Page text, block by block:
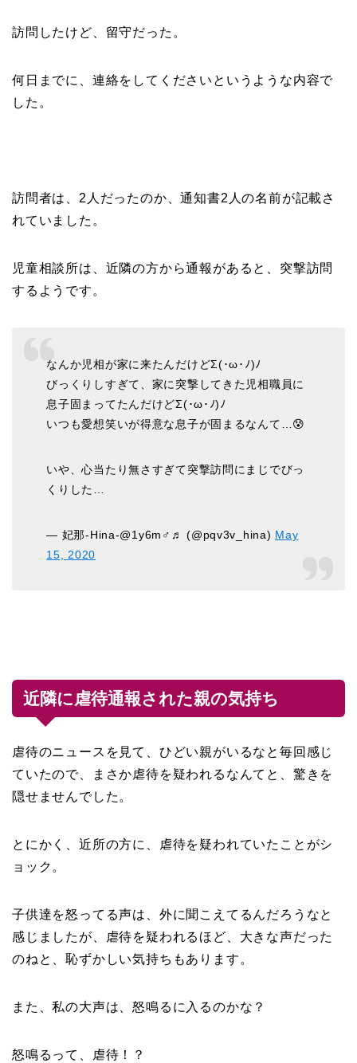
訪問したけど、留守だった。
何日までに、連絡をしてくださいというような内容で
した。
訪問者は、2人だったのか、通知書2人の名前が記載さ
れていました。
児童相談所は、近隣の方から通報があると、突撃訪問
するようです。
なんか児相が家に来たんだけどΣ(･ω･ﾉ)ﾉ
びっくりしすぎて、家に突撃してきた児相職員に
息子固まってたんだけどΣ(･ω･ﾉ)ﾉ
いつも愛想笑いが得意な息子が固まるなんて…😰
いや、心当たり無さすぎて突撃訪問にまじでびっ
くりした…
— 妃那-Hina-@1y6m♂♬ (@pqv3v_hina) May
15, 2020
近隣に虐待通報された親の気持ち
虐待のニュースを見て、ひどい親がいるなと毎回感じ
ていたので、まさか虐待を疑われるなんてと、驚きを
隠せませんでした。
とにかく、近所の方に、虐待を疑われていたことがシ
ョック。
子供達を怒ってる声は、外に聞こえてるんだろうなと
感じましたが、虐待を疑われるほど、大きな声だった
のねと、恥ずかしい気持ちもあります。
また、私の大声は、怒鳴るに入るのかな？
怒鳴るって、虐待！？